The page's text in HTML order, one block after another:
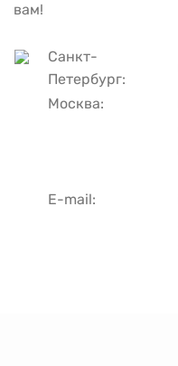
вам!
Санкт-
Петербург:
Москва:
E-mail: